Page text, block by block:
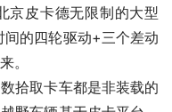
京皮卡德无限制的大型
的四轮驱动+三个差动
。
拾取卡车都是非装载的